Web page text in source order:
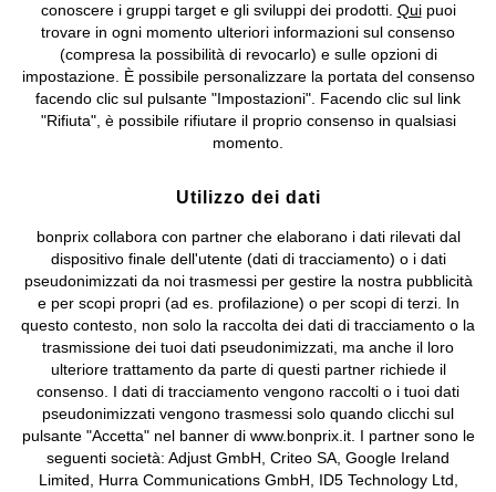
©2026 bonprix.Tutti i diritti riservati.
bonprix S.r.l. con socio unico, sede legale: via Adua 33 - 13855
Valdengo (BI) C.F. 01510910027 - P.I. 01939830020, Reg. Imprese di
Biella n. 01510910027, R.E.A. BI - 171345, N. Reg. Pile:
IT09060P00000858, N. Reg. AEE: IT08020000002105 Capitale
Sociale: euro 1.000.000 i.v, Società soggetta all'attività di direzione
e coordinamento di bonprix Beteiligungs -Verwaltungsgesellschaft
conoscere i gruppi target e gli sviluppi dei prodotti. Quipuoi
trovare in ogni momento ulteriori informazioni sul consenso
(compresa la possibilità di revocarlo) e sulle opzioni di
impostazione. È possibile personalizzare la portata del consenso
facendo clic sul pulsante "Impostazioni". Facendo clic sul link
"Rifiuta", è possibile rifiutare il proprio consenso in qualsiasi
momento.
Utilizzo dei dati
bonprix collabora con partner che elaborano i dati rilevati dal
dispositivo finale dell'utente (dati di tracciamento) o i dati
pseudonimizzati da noi trasmessi per gestire la nostra pubblicità
e per scopi propri (ad es. profilazione) o per scopi di terzi. In
questo contesto, non solo la raccolta dei dati di tracciamento o la
trasmissione dei tuoi dati pseudonimizzati, ma anche il loro
ulteriore trattamento da parte di questi partner richiede il
consenso. I dati di tracciamento vengono raccolti o i tuoi dati
pseudonimizzati vengono trasmessi solo quando clicchi sul
pulsante "Accetta" nel banner di www.bonprix.it. I partner sono le
seguenti società: Adjust GmbH, Criteo SA, Google Ireland
Limited, Hurra Communications GmbH, ID5 Technology Ltd,